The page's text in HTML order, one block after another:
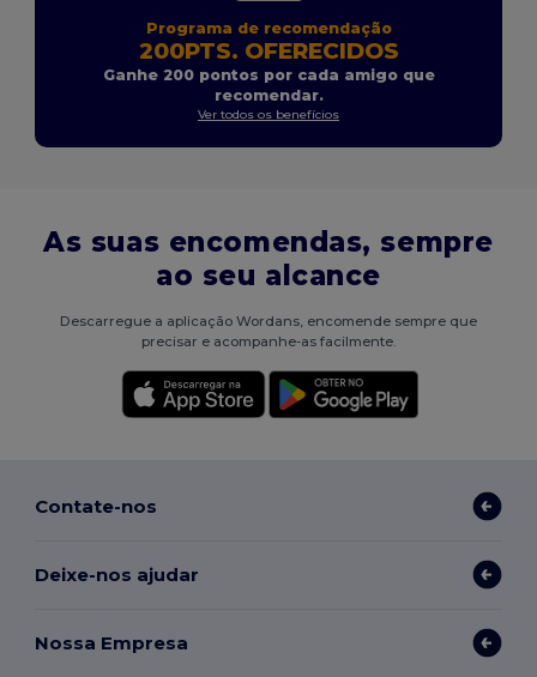
Programa de recomendação
200PTS. OFERECIDOS
Ganhe 200 pontos por cada amigo que
recomendar.
Ver todos os benefícios
As suas encomendas, sempre
ao seu alcance
Descarregue a aplicação Wordans, encomende sempre que
precisar e acompanhe-as facilmente.
Contate-nos
Deixe-nos ajudar
Nossa Empresa